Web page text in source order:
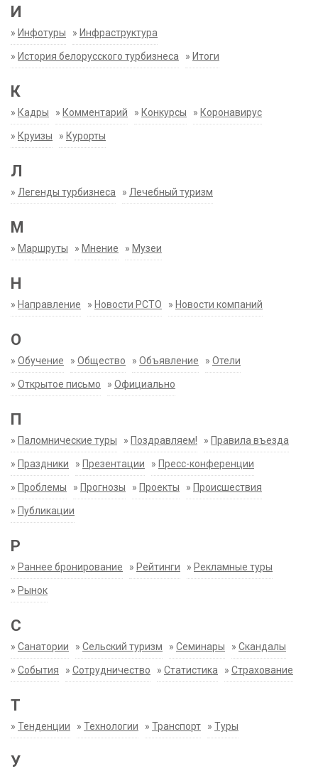
И
» Инфотуры » Инфраструктура
» История белорусского турбизнеса » Итоги
К
» Кадры » Комментарий » Конкурсы » Коронавирус
» Круизы » Курорты
Л
» Легенды турбизнеса » Лечебный туризм
М
» Маршруты » Мнение » Музеи
Н
» Направление » Новости РСТО » Новости компаний
О
» Обучение » Общество » Объявление » Отели
» Открытое письмо » Официально
П
» Паломнические туры » Поздравляем! » Правила въезда
» Праздники » Презентации » Пресс-конференции
» Проблемы » Прогнозы » Проекты » Происшествия
» Публикации
Р
» Раннее бронирование » Рейтинги » Рекламные туры
» Рынок
С
» Санатории » Сельский туризм » Семинары » Скандалы
» События » Сотрудничество » Статистика » Страхование
Т
» Тенденции » Технологии » Транспорт » Туры
У